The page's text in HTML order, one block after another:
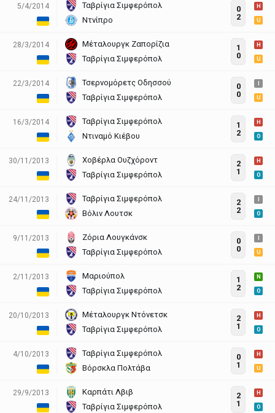
5/4/2014
Ταβρίγια Σιμφερόπολ
Ντνίπρο
0
2
H
U
28/3/2014
Μέταλουργκ Ζαπορίζια
Ταβρίγια Σιμφερόπολ
1
0
H
U
22/3/2014
Τσερνομόρετς Οδησσού
Ταβρίγια Σιμφερόπολ
0
0
U
16/3/2014
Ταβρίγια Σιμφερόπολ
Ντιναμό Κιέβου
1
2
H
O
30/11/2013
Χοβέρλα Ουζχόροντ
Ταβρίγια Σιμφερόπολ
2
1
H
O
24/11/2013
Ταβρίγια Σιμφερόπολ
Βόλιν Λουτσκ
2
2
O
9/11/2013
Ζόρια Λουγκάνσκ
Ταβρίγια Σιμφερόπολ
0
0
U
2/11/2013
Μαριούπολ
Ταβρίγια Σιμφερόπολ
1
2
N
O
20/10/2013
Μέταλουργκ Ντόνετσκ
Ταβρίγια Σιμφερόπολ
2
1
H
O
4/10/2013
Ταβρίγια Σιμφερόπολ
Βόρσκλα Πολτάβα
0
1
H
U
29/9/2013
Καρπάτι Λβιβ
Ταβρίγια Σιμφερόπολ
2
1
H
O